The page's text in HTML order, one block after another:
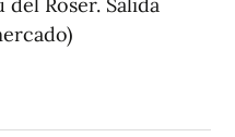
Roser. Salida